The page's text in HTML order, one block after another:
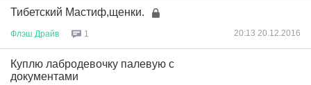
Тибетский Мастиф,щенки.
Флэш Драйв 1 20:13 20.12.2016
Куплю лабродевочку палевую с
документами